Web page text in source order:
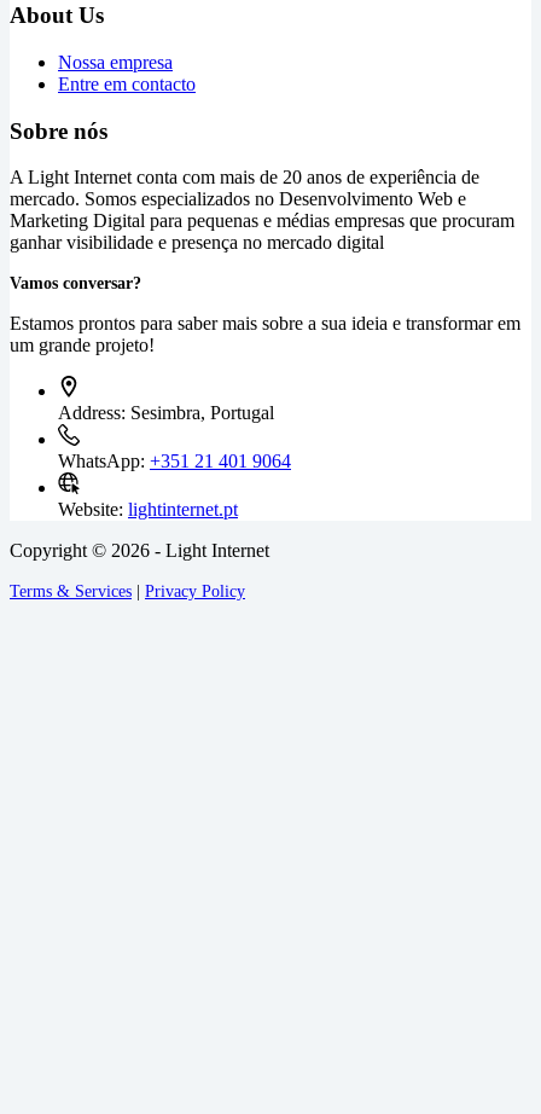
About Us
Nossa empresa
Entre em contacto
Sobre nós
A Light Internet conta com mais de 20 anos de experiência de
mercado. Somos especializados no Desenvolvimento Web e
Marketing Digital para pequenas e médias empresas que procuram
ganhar visibilidade e presença no mercado digital
Vamos conversar?
Estamos prontos para saber mais sobre a sua ideia e transformar em
um grande projeto!
Address: Sesimbra, Portugal
WhatsApp: +351 21 401 9064
Website: lightinternet.pt
Copyright © 2026 - Light Internet
Terms & Services | Privacy Policy